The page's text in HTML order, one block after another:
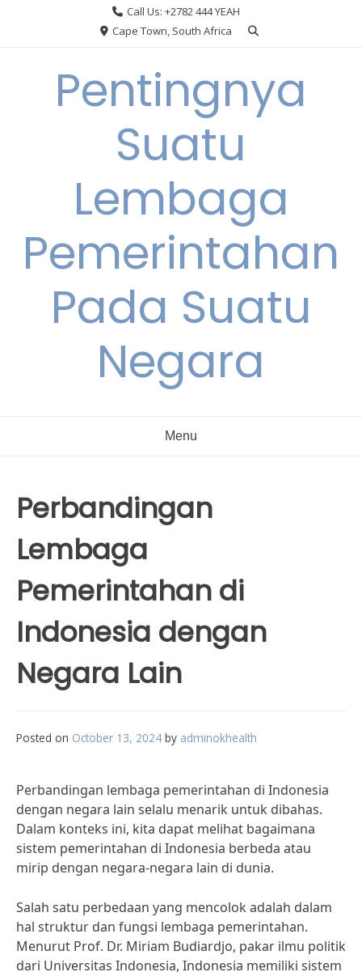
Call Us: +2782 444 YEAH
Cape Town, South Africa
Pentingnya
Suatu
Lembaga
Pemerintahan
Pada Suatu
Negara
Menu
Perbandingan
Lembaga
Pemerintahan di
Indonesia dengan
Negara Lain
Posted on October 13, 2024 by adminokhealth
Perbandingan lembaga pemerintahan di Indonesia
dengan negara lain selalu menarik untuk dibahas.
Dalam konteks ini, kita dapat melihat bagaimana
sistem pemerintahan di Indonesia berbeda atau
mirip dengan negara-negara lain di dunia.
Salah satu perbedaan yang mencolok adalah dalam
hal struktur dan fungsi lembaga pemerintahan.
Menurut Prof. Dr. Miriam Budiardjo, pakar ilmu politik
dari Universitas Indonesia, Indonesia memiliki sistem